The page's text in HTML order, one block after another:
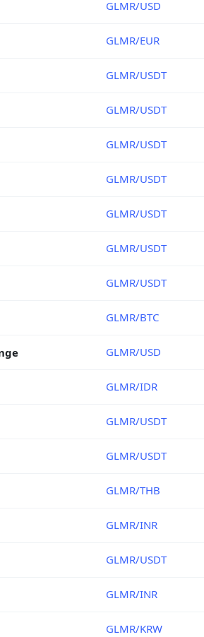
GLMR/USD
GLMR/EUR
GLMR/USDT
GLMR/USDT
GLMR/USDT
GLMR/USDT
GLMR/USDT
GLMR/USDT
GLMR/USDT
GLMR/BTC
GLMR/USD
GLMR/IDR
GLMR/USDT
GLMR/USDT
GLMR/THB
GLMR/INR
GLMR/USDT
GLMR/INR
GLMR/KRW